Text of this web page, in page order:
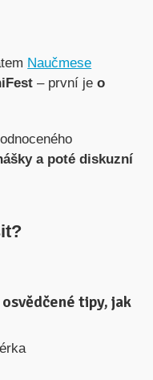
Naučmese
– první jeo
a poté diskuzní
tipy, jak